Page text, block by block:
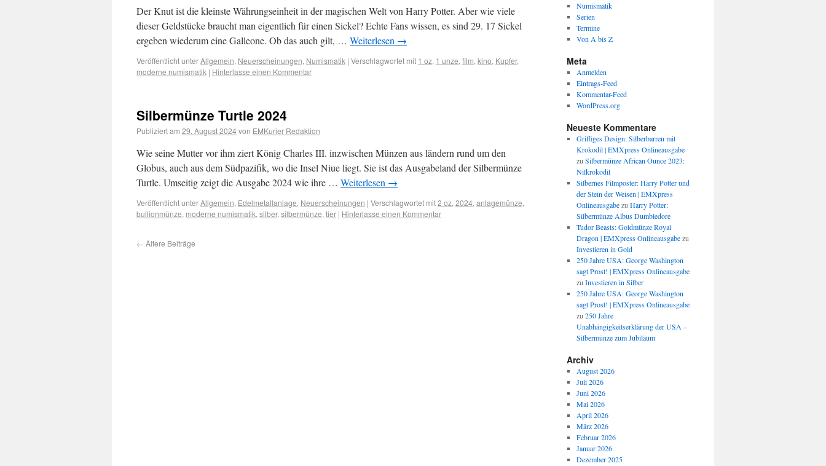
Der Knut ist die kleinste Währungseinheit in der magischen Welt von Harry Potter. Aber wie viele
dieser Geldstücke braucht man eigentlich für einen Sickel? Echte Fans wissen, es sind 29. 17 Sickel
ergeben wiederum eine Galleone. Ob das auch gilt, … Weiterlesen →
Veröffentlicht unterAllgemein, Neuerscheinungen, Numismatik | Verschlagwortet mit 1 oz, 1 unze, film, kino, Kupfer,
moderne numismatik | Hinterlasse einen Kommentar
Silbermünze Turtle 2024
Publiziert am 29. August 2024von EMKurier Redaktion
Wie seine Mutter vor ihm ziert König Charles III. inzwischen Münzen aus ländern rund um den
Globus, auch aus dem Südpazifik, wo die Insel Niue liegt. Sie ist das Ausgabeland der Silbermünze
Turtle. Umseitig zeigt die Ausgabe 2024 wie ihre … Weiterlesen →
Veröffentlicht unterAllgemein, Edelmetallanlage, Neuerscheinungen | Verschlagwortet mit2 oz, 2024, anlagemünze,
bullionmünze, moderne numismatik, silber, silbermünze, tier | Hinterlasse einen Kommentar
← Ältere Beiträge
Numismatik
Serien
Termine
Von A bis Z
Meta
Anmelden
Eintrags-Feed
Kommentar-Feed
WordPress.org
Neueste Kommentare
Griffiges Design: Silberbarren mit
Krokodil | EMXpress Onlineausgabe
zu Silbermünze African Ounce 2023:
Nilkrokodil
Silbernes Filmposter: Harry Potter und
der Stein der Weisen | EMXpress
Onlineausgabezu Harry Potter:
Silbermünze Albus Dumbledore
Tudor Beasts: Goldmünze Royal
Dragon | EMXpress Onlineausgabezu
Investieren in Gold
250 Jahre USA: George Washington
sagt Prost! | EMXpress Onlineausgabe
zu Investieren in Silber
250 Jahre USA: George Washington
sagt Prost! | EMXpress Onlineausgabe
zu 250 Jahre
Unabhängigkeitserklärung der USA –
Silbermünze zum Jubiläum
Archiv
August 2026
Juli 2026
Juni 2026
Mai 2026
April 2026
März 2026
Februar 2026
Januar 2026
Dezember 2025